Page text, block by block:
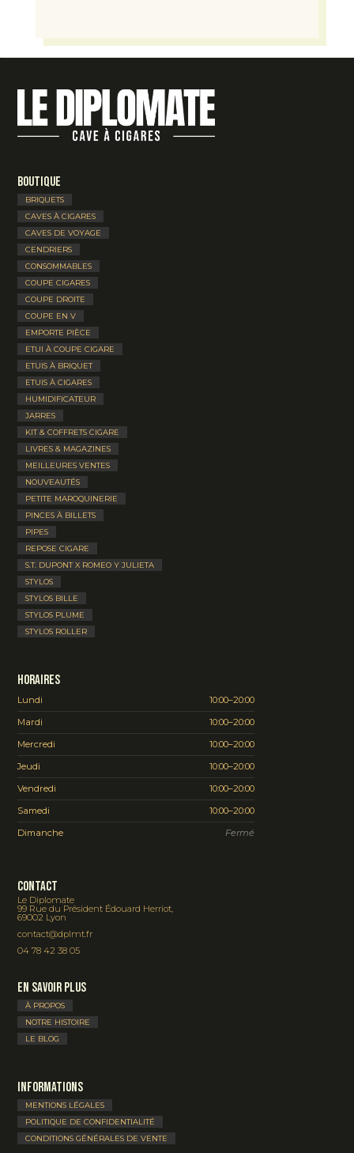
Boutique
BRIQUETS
CAVES À CIGARES
CAVES DE VOYAGE
CENDRIERS
CONSOMMABLES
COUPE CIGARES
COUPE DROITE
COUPE EN V
EMPORTE PIÈCE
ETUI À COUPE CIGARE
ETUIS À BRIQUET
ETUIS À CIGARES
HUMIDIFICATEUR
JARRES
KIT & COFFRETS CIGARE
LIVRES & MAGAZINES
MEILLEURES VENTES
NOUVEAUTÉS
PETITE MAROQUINERIE
PINCES À BILLETS
PIPES
REPOSE CIGARE
S.T. DUPONT X ROMEO Y JULIETA
STYLOS
STYLOS BILLE
STYLOS PLUME
STYLOS ROLLER
Horaires
Lundi
10:00–20:00
Mardi
10:00–20:00
Mercredi
10:00–20:00
Jeudi
10:00–20:00
Vendredi
10:00–20:00
Samedi
10:00–20:00
Dimanche
Fermé
Contact
Le Diplomate
99 Rue du Président Édouard Herriot,
69002 Lyon
contact@dplmt.fr
04 78 42 38 05
En savoir plus
À PROPOS
NOTRE HISTOIRE
LE BLOG
Informations
MENTIONS LÉGALES
POLITIQUE DE CONFIDENTIALITÉ
CONDITIONS GÉNÉRALES DE VENTE